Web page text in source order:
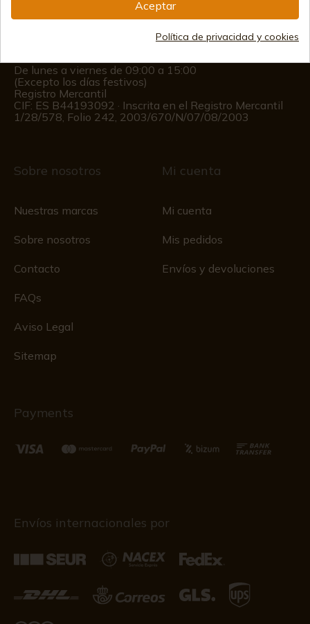
De lunes a viernes de 09:00 a 15:00
(Excepto los días festivos)
Registro Mercantil
CIF: ES B44193092 · Inscrita en el Registro Mercantil
1/28/578, Folio 242, 2003/670/N/07/08/2003
Sobre nosotros
Nuestras marcas
Sobre nosotros
Contacto
FAQs
Aviso Legal
Sitemap
Mi cuenta
Mi cuenta
Mis pedidos
Envíos y devoluciones
Payments
Envíos internacionales por
Aceptar
Política de privacidad y cookies